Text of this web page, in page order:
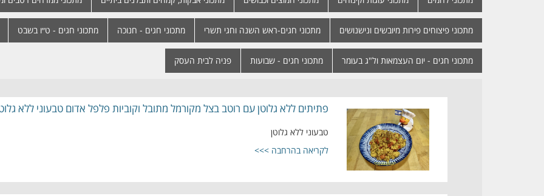
מתכוני פיצוחים פירות מיובשים ונישנושים מתכוני חגים-ראש השנה וחגי תשרי מתכוני חגים - חנוכה מתכוני חגים - ט״ו בשבט
מתכוני חגים - יום העצמאות ול"ג בעומר מתכוני חגים - שבועות פניה לבית העסק
פתיתים ללא גלוטן עם רוטב בצל מקורמל מתובל וקוביות פלפל אדום טבעוני ללא
טבעוני ללא גלוטן
לקריאה בהרחבה >>>